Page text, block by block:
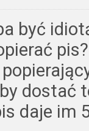
być
pis?
dostać
daje im